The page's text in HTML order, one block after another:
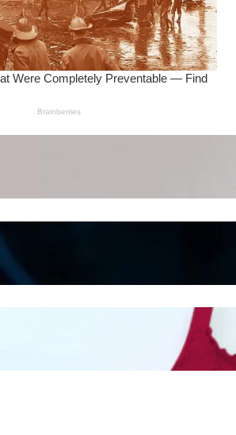
Wanita Pamer Pakaian
Kepribadian
Mengintip Kepribadian
Wanita Dari Warna Bra